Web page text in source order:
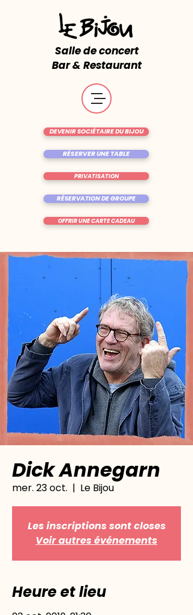
Salle de concert
Bar & Restaurant
RÉSERVER UNE TABLE
OFFRIR UNE CARTE CADEAU
DEVENIR SOCIÉTAIRE DU BIJOU
RÉSERVATION DE GROUPE
PRIVATISATION
Dick Annegarn
mer. 23 oct.
  |
Le Bijou
Les inscriptions sont closes
Voir autres événements
Heure et lieu